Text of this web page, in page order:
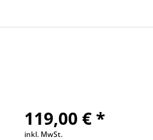
119,00 € *
inkl. MwSt.